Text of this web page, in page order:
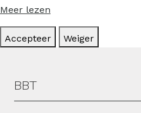
Meer lezen
Accepteer Weiger
Hoofdmenu
BBT